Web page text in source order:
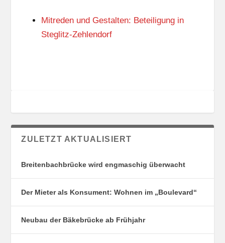
S
O
N
Mitreden und Gestalten: Beteiligung in
Steglitz-Zehlendorf
ZULETZT AKTUALISIERT
Breitenbachbrücke wird engmaschig überwacht
Der Mieter als Konsument: Wohnen im „Boulevard“
Neubau der Bäkebrücke ab Frühjahr